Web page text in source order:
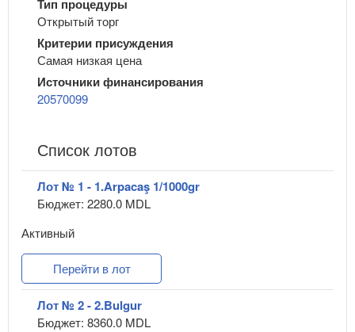
Тип процедуры
Открытый торг
Критерии присуждения
Самая низкая цена
Источники финансирования
20570099
Список лотов
Лот № 1 - 1.Arpacaş 1/1000gr
Бюджет: 2280.0 MDL
Активный
Перейти в лот
Лот № 2 - 2.Bulgur
Бюджет: 8360.0 MDL